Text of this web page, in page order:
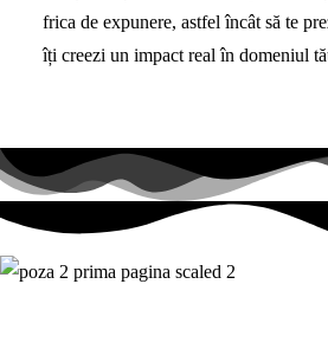
frica de expunere, astfel încât să te
îți creezi un impact real în domeniul